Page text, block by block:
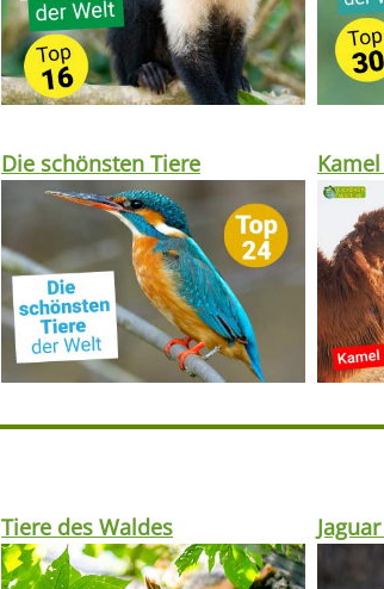
Die schönsten Tiere
Tiere des Waldes